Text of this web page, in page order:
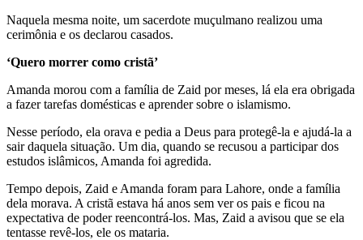
Naquela mesma noite, um sacerdote muçulmano realizou uma
cerimônia e os declarou casados.
‘Quero morrer como cristã’
Amanda morou com a família de Zaid por meses, lá ela era obrigada
a fazer tarefas domésticas e aprender sobre o islamismo.
Nesse período, ela orava e pedia a Deus para protegê-la e ajudá-la a
sair daquela situação. Um dia, quando se recusou a participar dos
estudos islâmicos, Amanda foi agredida.
Tempo depois, Zaid e Amanda foram para Lahore, onde a família
dela morava. A cristã estava há anos sem ver os pais e ficou na
expectativa de poder reencontrá-los. Mas, Zaid a avisou que se ela
tentasse revê-los, ele os mataria.